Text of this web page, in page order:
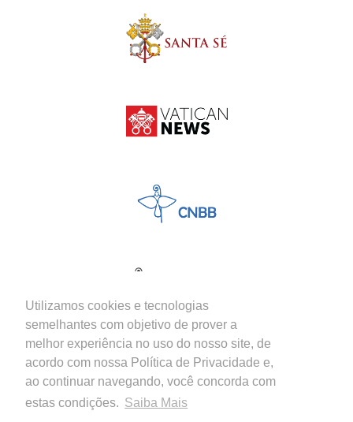
Utilizamos cookies e tecnologias
semelhantes com objetivo de prover a
melhor experiência no uso do nosso site, de
acordo com nossa Política de Privacidade e,
ao continuar navegando, você concorda com
estas condições. Saiba Mais